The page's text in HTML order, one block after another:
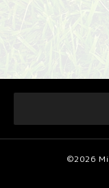
©2026